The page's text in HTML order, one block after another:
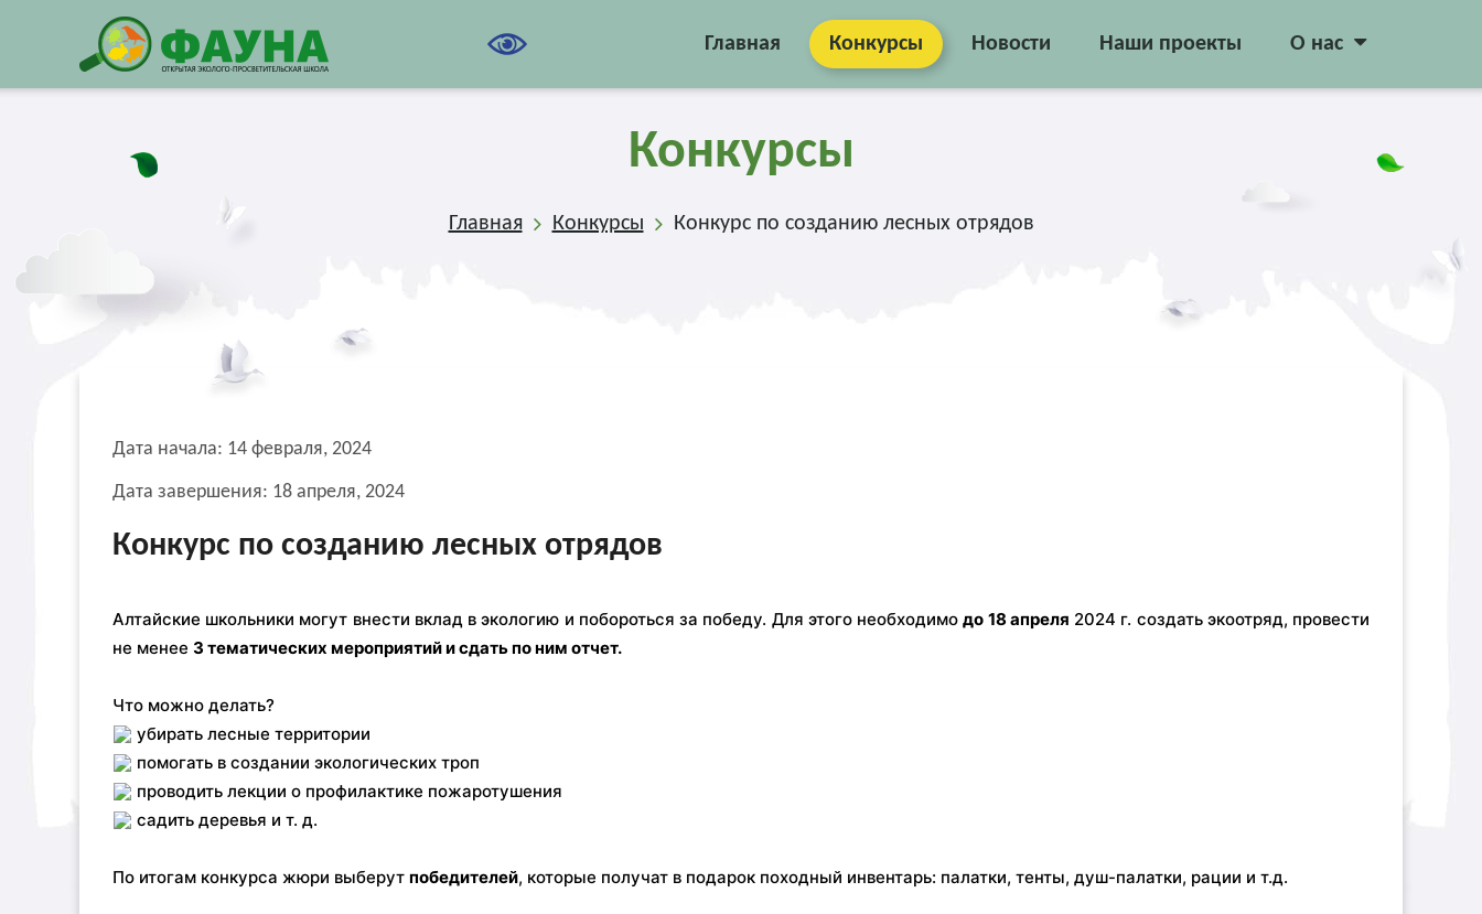
Главная Конкурсы Новости Наши проекты О нас
Конкурсы
Главная Конкурсы Конкурс по созданию лесных отрядов
Дата начала: 14 февраля, 2024
Дата завершения: 18 апреля, 2024
Конкурс по созданию лесных отрядов
Алтайские школьники могут внести вклад в экологию и побороться за победу. Для этого необходимодо 18 апреля 2024 г. создать экоотряд, провести
не менее 3 тематических мероприятий и сдать по ним отчет.
Что можно делать?
убирать лесные территории
помогать в создании экологических троп
проводить лекции о профилактике пожаротушения
садить деревья и т. д.
По итогам конкурса жюри выберут победителей, которые получат в подарок походный инвентарь: палатки, тенты, душ-палатки, рации и т.д.